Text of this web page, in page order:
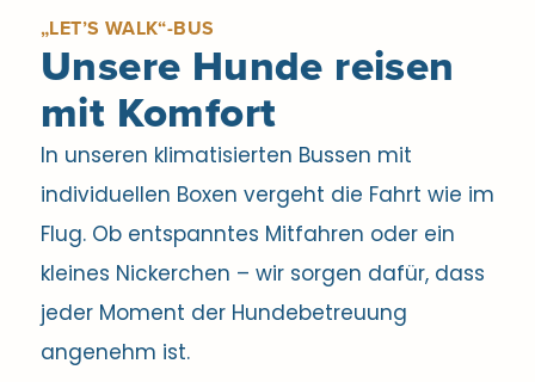
„LET’S WALK“-BUS
Unsere Hunde reisen
mit Komfort
In unseren klimatisierten Bussen mit
individuellen Boxen vergeht die Fahrt wie im
Flug. Ob entspanntes Mitfahren oder ein
kleines Nickerchen – wir sorgen dafür, dass
jeder Moment der Hundebetreuung
angenehm ist.